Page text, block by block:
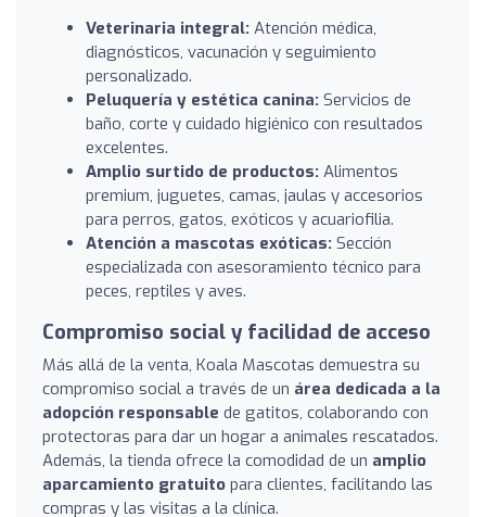
Veterinaria integral: Atención médica,
diagnósticos, vacunación y seguimiento
personalizado.
Peluquería y estética canina: Servicios de
baño, corte y cuidado higiénico con resultados
excelentes.
Amplio surtido de productos: Alimentos
premium, juguetes, camas, jaulas y accesorios
para perros, gatos, exóticos y acuariofilia.
Atención a mascotas exóticas: Sección
especializada con asesoramiento técnico para
peces, reptiles y aves.
Compromiso social y facilidad de acceso
Más allá de la venta, Koala Mascotas demuestra su
compromiso social a través de un área dedicada a la
adopción responsable de gatitos, colaborando con
protectoras para dar un hogar a animales rescatados.
Además, la tienda ofrece la comodidad de un amplio
aparcamiento gratuito para clientes, facilitando las
compras y las visitas a la clínica.